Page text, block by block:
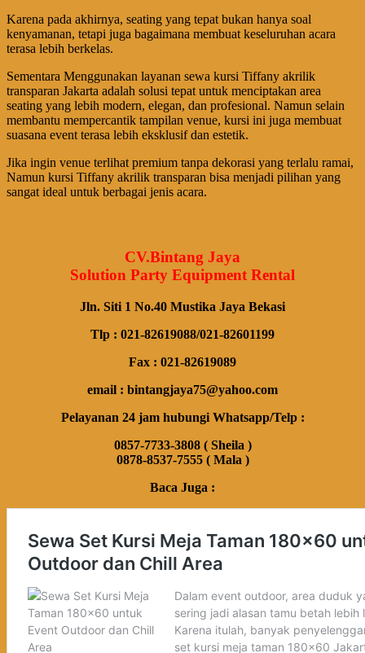
Karena pada akhirnya, seating yang tepat bukan hanya soal
kenyamanan, tetapi juga bagaimana membuat keseluruhan acara
terasa lebih berkelas.
Sementara Menggunakan layanan sewa kursi Tiffany akrilik
transparan Jakarta adalah solusi tepat untuk menciptakan area
seating yang lebih modern, elegan, dan profesional. Namun selain
membantu mempercantik tampilan venue, kursi ini juga membuat
suasana event terasa lebih eksklusif dan estetik.
Jika ingin venue terlihat premium tanpa dekorasi yang terlalu ramai,
Namun kursi Tiffany akrilik transparan bisa menjadi pilihan yang
sangat ideal untuk berbagai jenis acara.
CV.Bintang Jaya
Solution Party Equipment Rental
Jln. Siti 1 No.40 Mustika Jaya Bekasi
Tlp : 021-82619088/021-82601199
Fax : 021-82619089
email : bintangjaya75@yahoo.com
Pelayanan 24 jam hubungi Whatsapp/Telp :
0857-7733-3808 ( Sheila )
0878-8537-7555 ( Mala )
Baca Juga :